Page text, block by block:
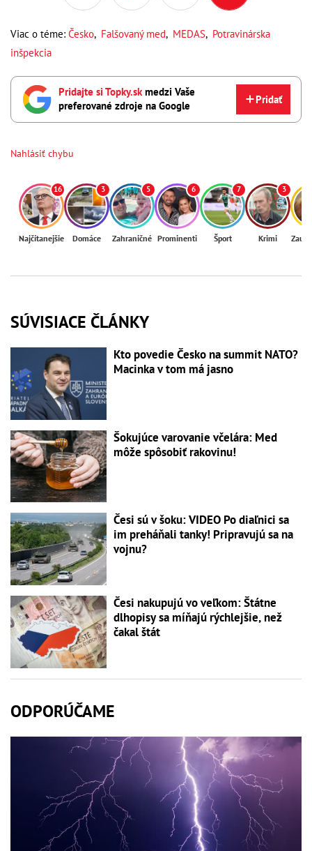
Viac o téme: Česko, Falšovaný med, MEDAS, Potravinárska
inšpekcia
Pridajte si Topky.skmedzi Vaše
preferované zdroje na Google
Pridať
Nahlásiť chybu
16
Najčítanejšie
3
Domáce
5
Zahraničné
6
Prominenti
7
Šport
3
Krimi
SÚVISIACE ČLÁNKY
Kto povedie Česko na summit NATO?
Macinka v tom má jasno
Šokujúce varovanie včelára: Med
môže spôsobiť rakovinu!
Česi sú v šoku: VIDEO Po diaľnici sa
im preháňali tanky! Pripravujú sa na
vojnu?
Česi nakupujú vo veľkom: Štátne
dlhopisy sa míňajú rýchlejšie, než
čakal štát
ODPORÚČAME